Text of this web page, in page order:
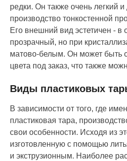
редки. Он также очень легкий
производство тонкостенной
Его внешний вид эстетичен -
прозрачный, но при
матово-белым. Он может быть
цвета под заказ, что также
Виды пластиковых
В зависимости от того, где
пластиковая тара,
свои особенности. Исходя из
изготовленную с помощью
и экструзионным. Наиболее